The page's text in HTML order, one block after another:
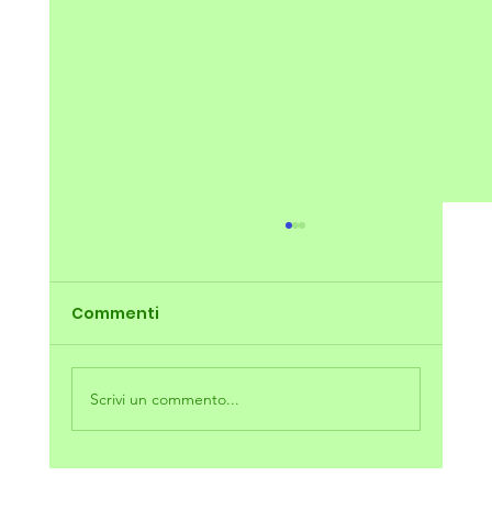
Commenti
Scrivi un commento...